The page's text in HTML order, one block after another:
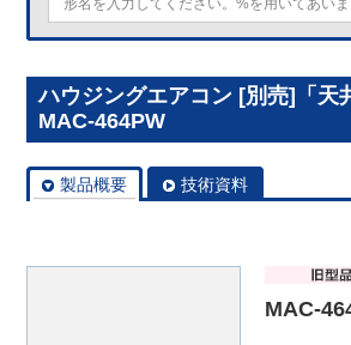
ハウジングエアコン [別売]「
MAC-464PW
製品概要 技術資料
MAC-